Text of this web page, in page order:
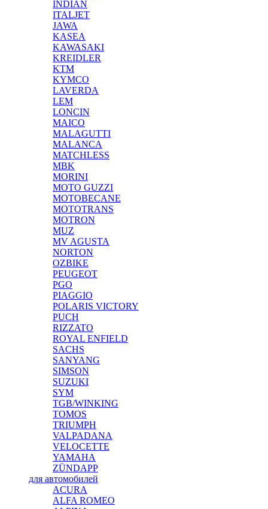
INDIAN
ITALJET
JAWA
KASEA
KAWASAKI
KREIDLER
KTM
KYMCO
LAVERDA
LEM
LONCIN
MAICO
MALAGUTTI
MALANCA
MATCHLESS
MBK
MORINI
MOTO GUZZI
MOTOBECANE
MOTOTRANS
MOTRON
MUZ
MV AGUSTA
NORTON
OZBIKE
PEUGEOT
PGO
PIAGGIO
POLARIS VICTORY
PUCH
RIZZATO
ROYAL ENFIELD
SACHS
SANYANG
SIMSON
SUZUKI
SYM
TGB/WINKING
TOMOS
TRIUMPH
VALPADANA
VELOCETTE
YAMAHA
ZÜNDAPP
для автомобилей
ACURA
ALFA ROMEO